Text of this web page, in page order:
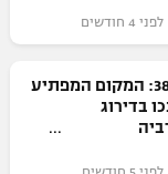
בטופ גם בגיל 38: המקום המפתיע
בדירוג